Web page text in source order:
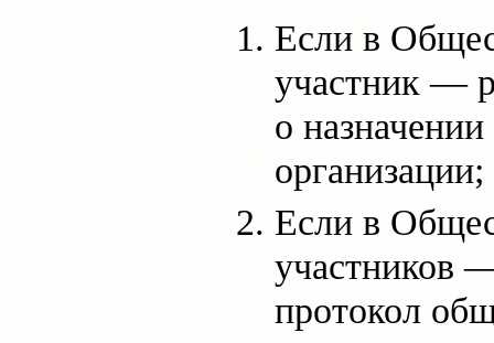
Если в
участник —
о
организации;
Если в
участников
протокол